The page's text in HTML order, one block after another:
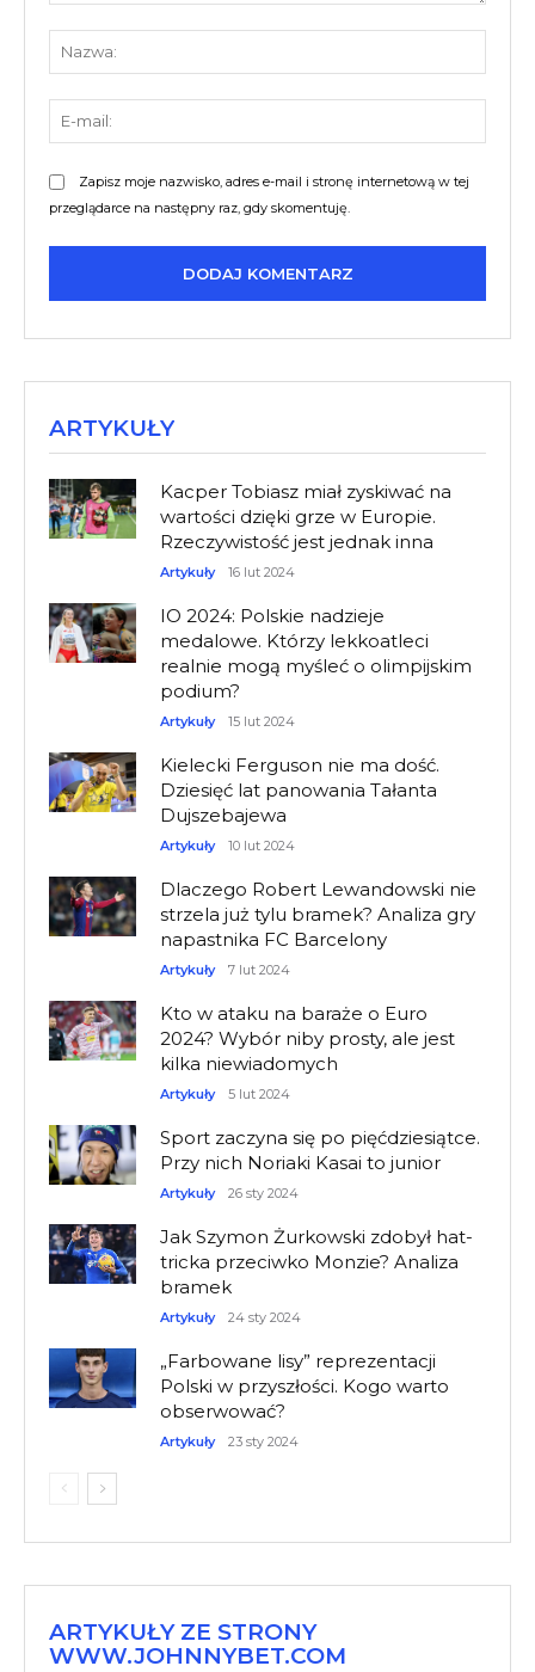
Zapisz moje nazwisko, adres e-mail i stronę internetową w tej
przeglądarce na następny raz, gdy skomentuję.
ARTYKUŁY
Kacper Tobiasz miał zyskiwać na
wartości dzięki grze w Europie.
Rzeczywistość jest jednak inna
Artykuły 16 lut 2024
IO 2024: Polskie nadzieje
medalowe. Którzy lekkoatleci
realnie mogą myśleć o olimpijskim
podium?
Artykuły 15 lut 2024
Kielecki Ferguson nie ma dość.
Dziesięć lat panowania Tałanta
Dujszebajewa
Artykuły 10 lut 2024
Dlaczego Robert Lewandowski nie
strzela już tylu bramek? Analiza gry
napastnika FC Barcelony
Artykuły 7 lut 2024
Kto w ataku na baraże o Euro
2024? Wybór niby prosty, ale jest
kilka niewiadomych
Artykuły 5 lut 2024
Sport zaczyna się po pięćdziesiątce.
Przy nich Noriaki Kasai to junior
Artykuły 26 sty 2024
Jak Szymon Żurkowski zdobył hat-
tricka przeciwko Monzie? Analiza
bramek
Artykuły 24 sty 2024
„Farbowane lisy” reprezentacji
Polski w przyszłości. Kogo warto
obserwować?
Artykuły 23 sty 2024
ARTYKUŁY ZE STRONY
WWW.JOHNNYBET.COM